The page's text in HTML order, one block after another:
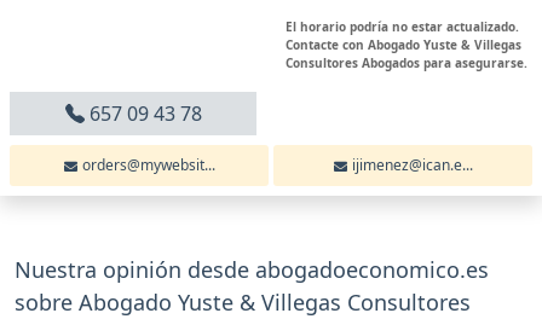
El horario podría no estar actualizado.
Contacte con Abogado Yuste & Villegas
Consultores Abogados para asegurarse.
657 09 43 78
orders@mywebsit... ijimenez@ican.e...
Nuestra opinión desde abogadoeconomico.es
sobre Abogado Yuste & Villegas Consultores